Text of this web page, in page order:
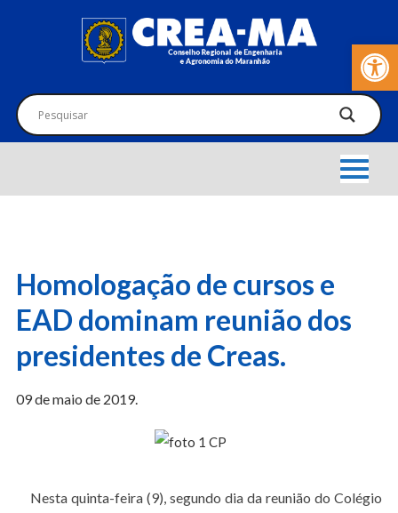
Barra de
Homologação de cursos e
EAD dominam reunião dos
presidentes de Creas.
09 de maio de 2019.
Nesta quinta-feira (9), segundo dia da reunião do Colégio